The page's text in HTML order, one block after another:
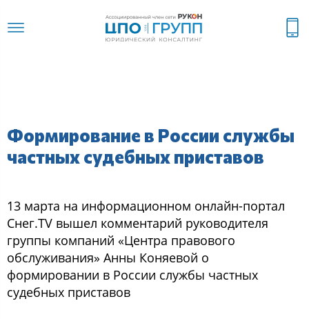
Формирование в России службы
частных судебных приставов
13 марта на информационном онлайн-портал
Снег.TV вышел комментарий руководителя
группы компаний «Центра правового
обслуживания» Анны Коняевой о
формировании в России службы частных
судебных приставов